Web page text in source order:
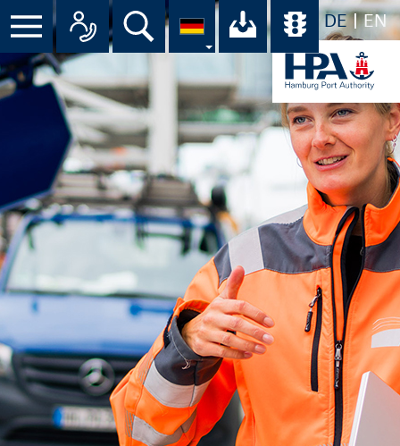
DE EN
Suche Ihr Download-